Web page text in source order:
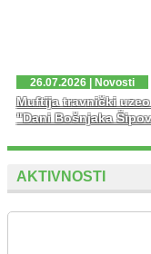
26.07.2026 | Novosti
Muftija travnički
"Dani Bošnjaka
AKTIVNOSTI